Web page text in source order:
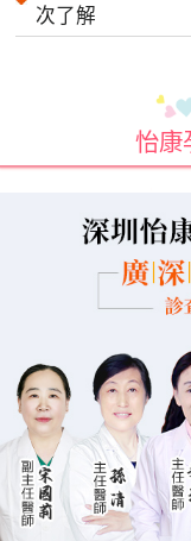
次了解
怡康